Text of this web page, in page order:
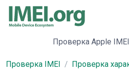
Проверка Apple IMEI
Проверка IMEI Проверка